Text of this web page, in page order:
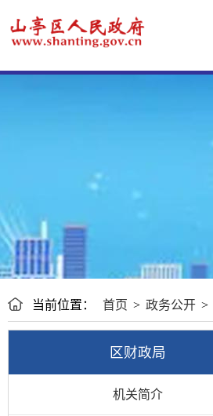
当前位置： 首页 > 政务公开 >
区财政局
机关简介